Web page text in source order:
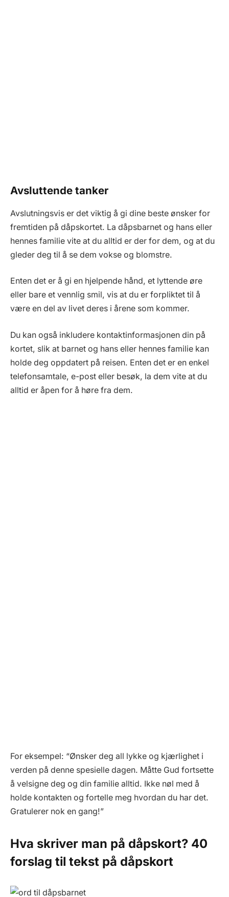
Avsluttende tanker
Avslutningsvis er det viktig å gi dine beste ønsker for
fremtiden på dåpskortet. La dåpsbarnet og hans eller
hennes familie vite at du alltid er der for dem, og at du
gleder deg til å se dem vokse og blomstre.
Enten det er å gi en hjelpende hånd, et lyttende øre
eller bare et vennlig smil, vis at du er forpliktet til å
være en del av livet deres i årene som kommer.
Du kan også inkludere kontaktinformasjonen din på
kortet, slik at barnet og hans eller hennes familie kan
holde deg oppdatert på reisen. Enten det er en enkel
telefonsamtale, e-post eller besøk, la dem vite at du
alltid er åpen for å høre fra dem.
For eksempel: “Ønsker deg all lykke og kjærlighet i
verden på denne spesielle dagen. Måtte Gud fortsette
å velsigne deg og din familie alltid. Ikke nøl med å
holde kontakten og fortelle meg hvordan du har det.
Gratulerer nok en gang!”
Hva skriver man på dåpskort? 40
forslag til tekst på dåpskort